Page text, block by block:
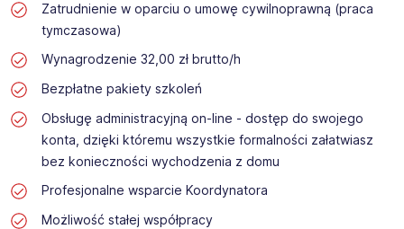
Zatrudnienie w oparciu o umowę cywilnoprawną (praca
tymczasowa)
Wynagrodzenie 32,00 zł brutto/h
Bezpłatne pakiety szkoleń
Obsługę administracyjną on-line - dostęp do swojego
konta, dzięki któremu wszystkie formalności załatwiasz
bez konieczności wychodzenia z domu
Profesjonalne wsparcie Koordynatora
Możliwość stałej współpracy